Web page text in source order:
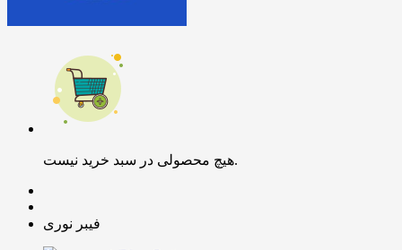
هیچ محصولی در سبد خرید نیست.
فیبر نوری